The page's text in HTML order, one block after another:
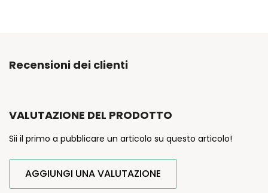
Recensioni dei clienti
VALUTAZIONE DEL PRODOTTO
Sii il primo a pubblicare un articolo su questo articolo!
AGGIUNGI UNA VALUTAZIONE